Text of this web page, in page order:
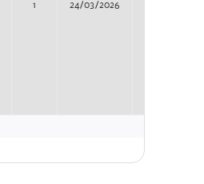
1 24/03/2026